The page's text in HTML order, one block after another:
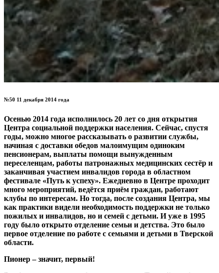
№50 11 декабря 2014 года
Осенью 2014 года исполнилось 20 лет со дня открытия
Центра социальной поддержки населения. Сейчас, спустя
годы, можно многое рассказывать о развитии службы,
начиная с доставки обедов малоимущим одиноким
пенсионерам, выплаты помощи вынужденным
переселенцам, работы патронажных медицинских сестёр и
заканчивая участием инвалидов города в областном
фестивале «Путь к успеху». Ежедневно в Центре проходит
много мероприятий, ведётся приём граждан, работают
клубы по интересам. Но тогда, после создания Центра, мы
как практики видели необходимость поддержки не только
пожилых и инвалидов, но и семей с детьми. И уже в 1995
году было открыто отделение семьи и детства. Это было
первое отделение по работе с семьями и детьми в Тверской
области.
Пионер – значит, первый!